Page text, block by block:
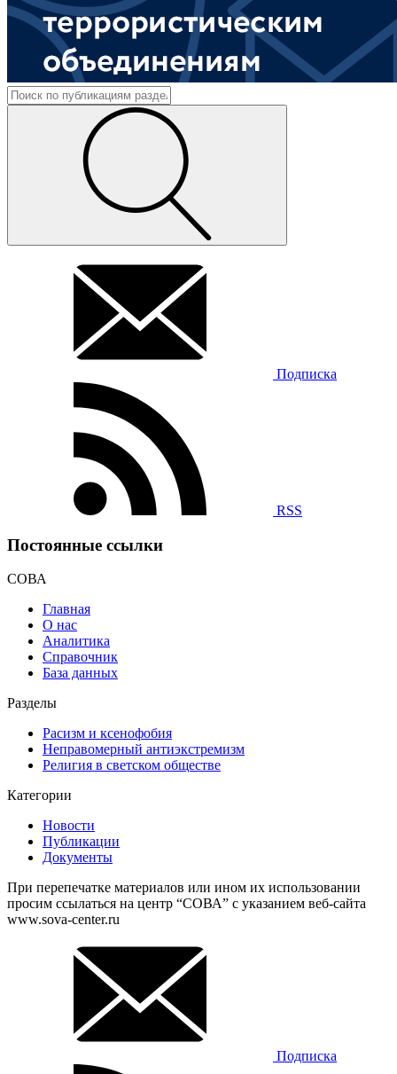
Подписка
RSS
Постоянные ссылки
СОВА
Главная
О нас
Аналитика
Справочник
База данных
Разделы
Расизм и ксенофобия
Неправомерный антиэкстремизм
Религия в светском обществе
Категории
Новости
Публикации
Документы
При перепечатке материалов или ином их использовании
просим ссылаться на центр “СОВА” с указанием веб-сайта
www.sova-center.ru
Подписка